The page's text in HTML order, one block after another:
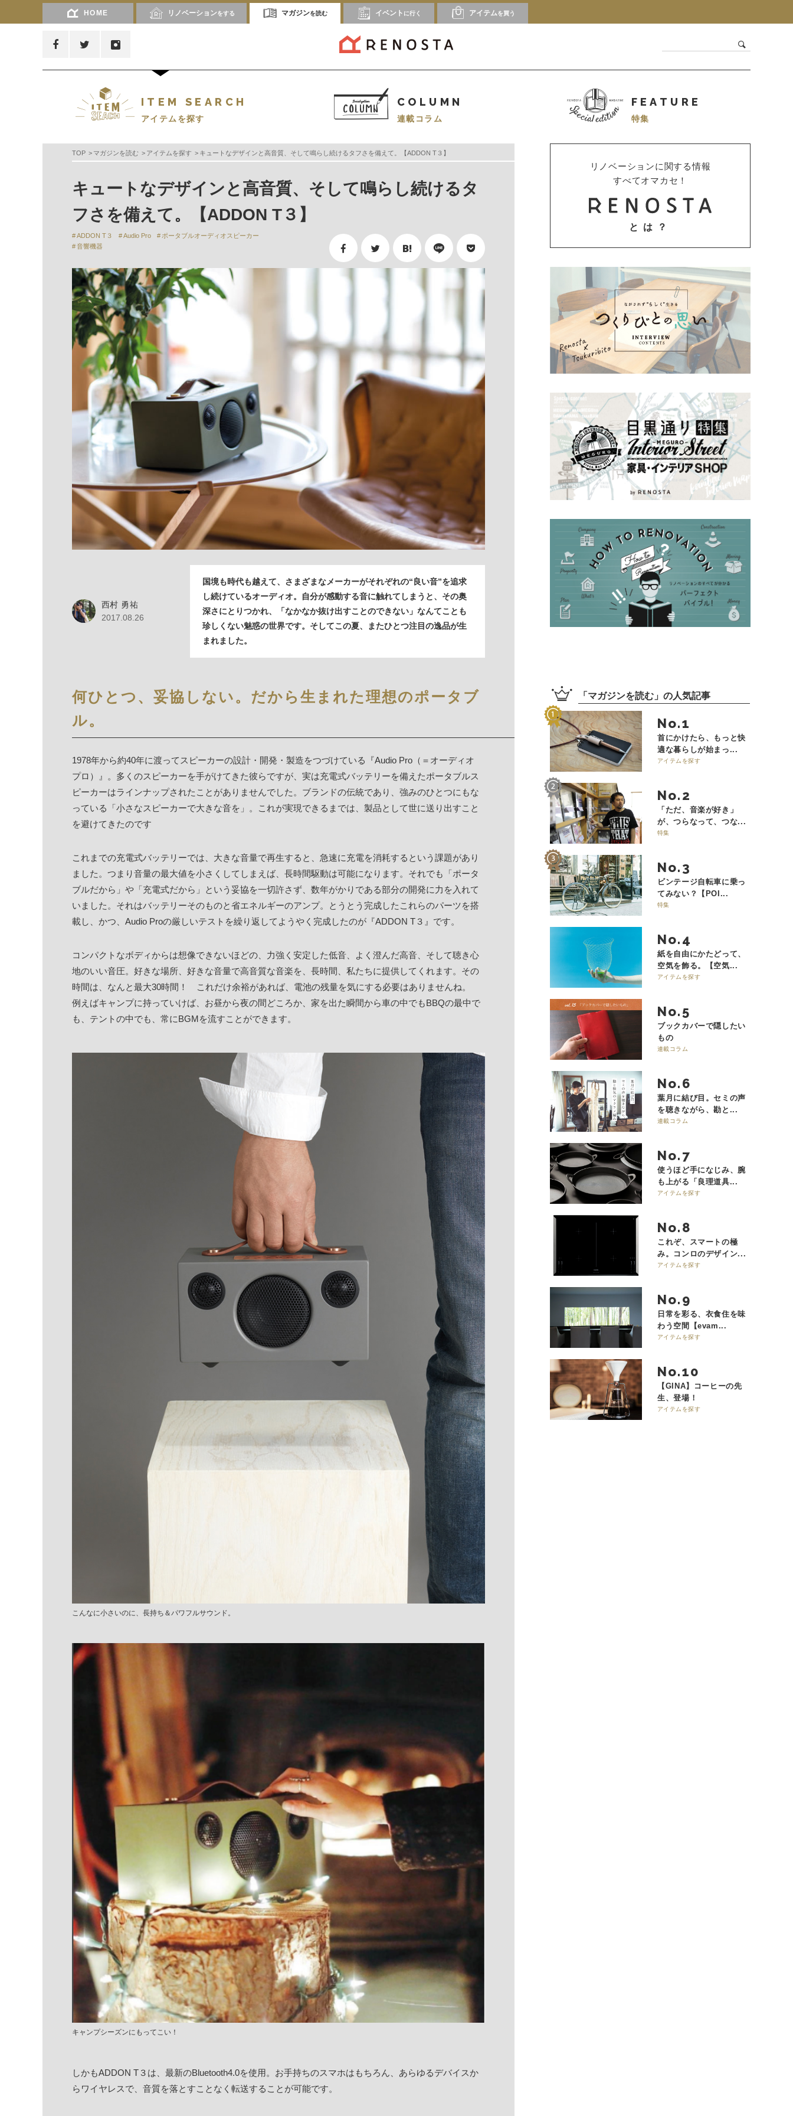
HOME リノベーションをする マガジンを読む イベント に行く アイテムを買う
ITEM SEARCH
アイテムを探す
COLUMN
連載コラム
FEATURE
特集
TOP マガジンを読む アイテムを探す キュートなデザインと高音質、そして鳴らし続けるタフさを備えて。【ADDON T３】
キュートなデザインと高音質、そして鳴らし続けるタ
フさを備えて。【ADDON T３】
ADDON T３ Audio Pro
ポータブルオーディオスピーカー
音響機器
西村 勇祐
2017.08.26
国境も時代も越えて、さまざまなメーカーがそれぞれの“良い音”を追求
し続けているオーディオ。自分が感動する音に触れてしまうと、その奥
深さにとりつかれ、「なかなか抜け出すことのできない」なんてことも
珍しくない魅惑の世界です。そしてこの夏、またひとつ注目の逸品が生
まれました。
何ひとつ、妥協しない。だから生まれた理想のポータブ
ル。
1978年から約40年に渡ってスピーカーの設計・開発・製造をつづけている『Audio Pro（＝オーディオ
プロ）』。多くのスピーカーを手がけてきた彼らですが、実は充電式バッテリーを備えたポータブルス
ピーカーはラインナップされたことがありませんでした。ブランドの伝統であり、強みのひとつにもな
っている「小さなスピーカーで大きな音を」。これが実現できるまでは、製品として世に送り出すこと
を避けてきたのです
これまでの充電式バッテリーでは、大きな音量で再生すると、急速に充電を消耗するという課題があり
ました。つまり音量の最大値を小さくしてしまえば、長時間駆動は可能になります。それでも「ポータ
ブルだから」や「充電式だから」という妥協を一切許さず、数年がかりである部分の開発に力を入れて
いました。それはバッテリーそのものと省エネルギーのアンプ。とうとう完成したこれらのパーツを搭
載し、かつ、Audio Proの厳しいテストを繰り返してようやく完成したのが『ADDON T３』です。
コンパクトなボディからは想像できないほどの、力強く安定した低音、よく澄んだ高音、そして聴き心
地のいい音圧。好きな場所、好きな音量で高音質な音楽を、長時間、私たちに提供してくれます。その
時間は、なんと最大30時間！ これだけ余裕があれば、電池の残量を気にする必要はありませんね。
例えばキャンプに持っていけば、お昼から夜の間どころか、家を出た瞬間から車の中でもBBQの最中で
も、テントの中でも、常にBGMを流すことができます。
こんなに小さいのに、長持ち＆パワフルサウンド。
キャンプシーズンにもってこい！
しかもADDON T３は、最新のBluetooth4.0を使用。お手持ちのスマホはもちろん、あらゆるデバイスか
らワイヤレスで、音質を落とすことなく転送することが可能です。
リノベーションに関する情報
すべてオマカセ！
とは？
「 マガジンを読む 」の人気記事
No.
首にかけたら、もっと快
適な暮らしが始まっ...
アイテムを探す
No.
「ただ、音楽が好き」
が、つらなって、つな...
特集
No.
ビンテージ自転車に乗っ
てみない？【POI...
特集
No.
紙を自由にかたどって、
空気を飾る。【空気...
アイテムを探す
No.
ブックカバーで隠したい
もの
連載コラム
No.
葉月に結び目。セミの声
を聴きながら、勘と...
連載コラム
No.
使うほど手になじみ、腕
も上がる「良理道具...
アイテムを探す
No.
これぞ、スマートの極
み。コンロのデザイン...
アイテムを探す
No.
日常を彩る、衣食住を味
わう空間【evam...
アイテムを探す
No.
【GINA】コーヒーの先
生、登場！
アイテムを探す